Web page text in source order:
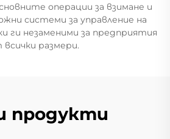
операции за взимане и
системи за управление на
ги незаменими за предприятия
размери.
продукти